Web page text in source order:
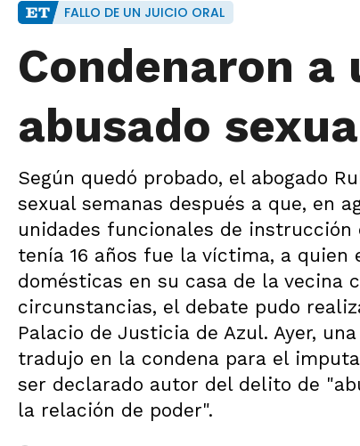
FALLO DE UN JUICIO ORAL
Condenaron a
abusado
Según quedó probado, el abogado
sexual semanas después a que, en
unidades funcionales de instrucción
tenía 16 años fue la víctima, a
domésticas en su casa de la vecina
circunstancias, el debate pudo
Palacio de Justicia de Azul. Ayer,
tradujo en la condena para el
ser declarado autor del delito de
la relación de poder".